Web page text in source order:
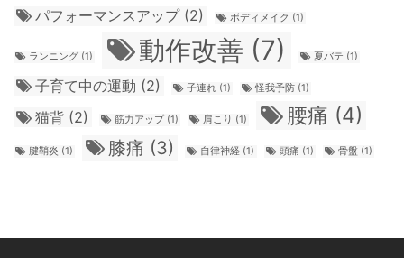
パフォーマンスアップ(2) ボディメイク (1)
ランニング (1) 動作改善 (7) 夏バテ (1)
子育て中の運動 (2) 子連れ(1) 怪我予防(1)
猫背 (2) 筋力アップ(1) 肩こり (1) 腰痛 (4)
腱鞘炎 (1) 膝痛 (3) 自律神経 (1) 頭痛 (1) 骨盤(1)